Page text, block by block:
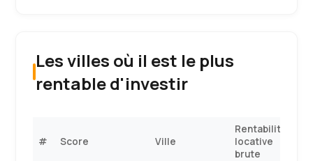
Les villes où il est le plus
rentable d'investir
# Score Ville
Rentabilité
locative
brute